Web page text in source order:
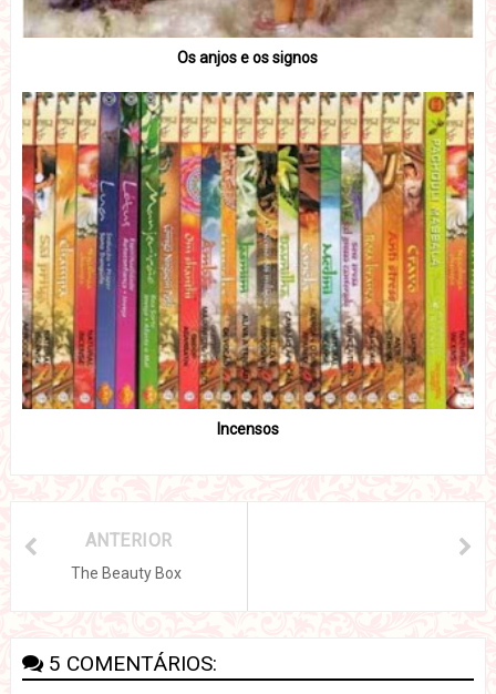
Os anjos e os signos
Incensos
ANTERIOR
The Beauty Box
5 COMENTÁRIOS: